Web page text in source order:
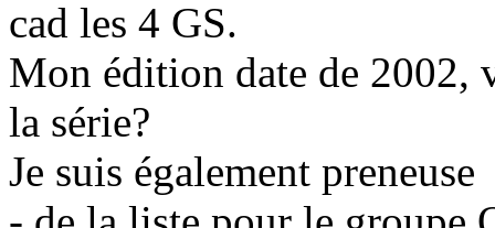
cad les 4 GS.
Mon édition date de 2002,
la série?
Je suis également preneuse